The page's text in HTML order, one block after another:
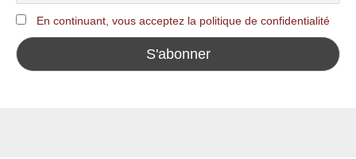
En continuant, vous acceptez la politique de confidentialité